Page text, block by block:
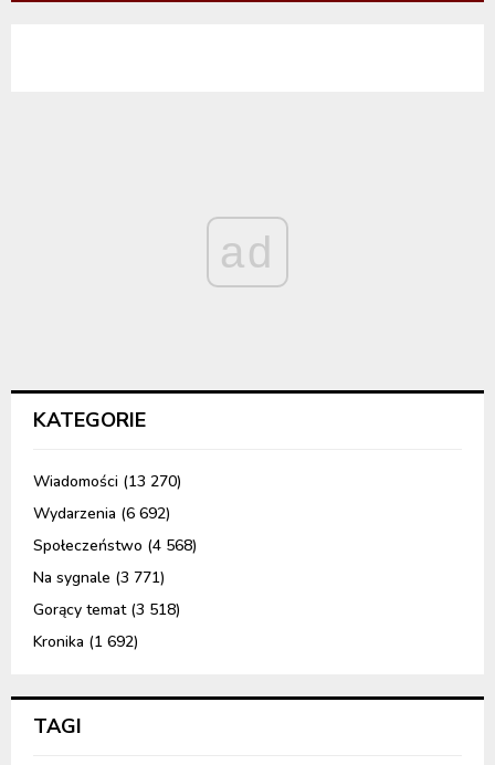
ad
KATEGORIE
Wiadomości (13 270)
Wydarzenia (6 692)
Społeczeństwo (4 568)
Na sygnale (3 771)
Gorący temat(3 518)
Kronika (1 692)
TAGI